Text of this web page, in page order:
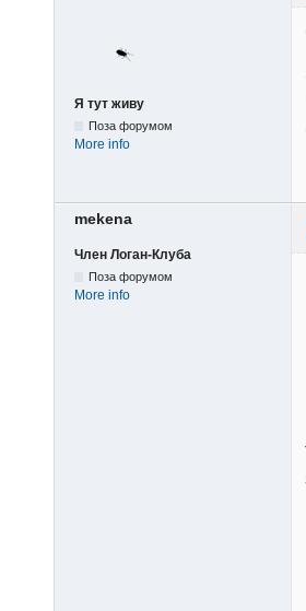
Я тут живу
Поза форумом
More info
mekena
Член Логан-Клуба
Поза форумом
More info